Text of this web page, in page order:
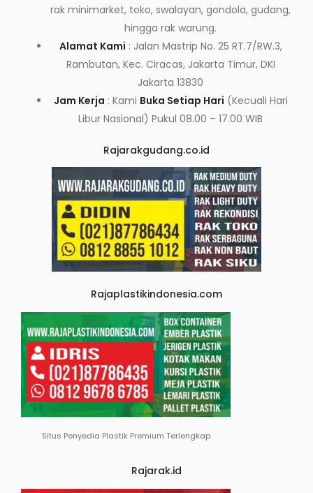
rak minimarket, toko, swalayan, gondola, gudang,
hingga rak warung.
Alamat Kami : Jalan Mastrip No. 25 RT.7/RW.3,
Rambutan, Kec. Ciracas, Jakarta Timur, DKI
Jakarta 13830
Jam Kerja : Kami Buka Setiap Hari (Kecuali Hari
Libur Nasional) Pukul 08.00 – 17.00 WIB
Rajarakgudang.co.id
Rajaplastikindonesia.com
Situs Penyedia Plastik Premium Terlengkap
Rajarak.id